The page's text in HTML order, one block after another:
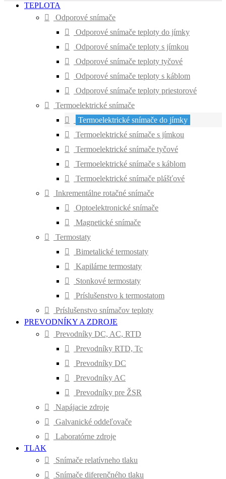
TEPLOTA
Odporové snímače
Odporové snímače teploty do jímky
Odporové snímače teploty s jímkou
Odporové snímače teploty tyčové
Odporové snímače teploty s káblom
Odporové snímače teploty priestorové
Termoelektrické snímače
Termoelektrické snímače do jímky
Termoelektrické snímače s jímkou
Termoelektrické snímače tyčové
Termoelektrické snímače s káblom
Termoelektrické snímače plášťové
Inkrementálne rotačné snímače
Optoelektronické snímače
Magnetické snímače
Termostaty
Bimetalické termostaty
Kapilárne termostaty
Stonkové termostaty
Príslušenstvo k termostatom
Príslušenstvo snímačov teploty
PREVODNÍKY A ZDROJE
Prevodníky DC, AC, RTD
Prevodníky RTD, Tc
Prevodníky DC
Prevodníky AC
Prevodníky pre ŽSR
Napájacie zdroje
Galvanické oddeľovače
Laboratórne zdroje
TLAK
Snímače relatívneho tlaku
Snímače diferenčného tlaku